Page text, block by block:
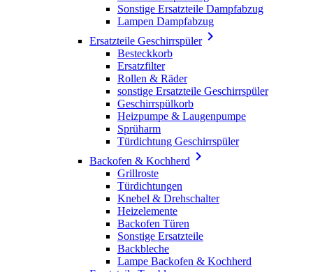
Sonstige Ersatzteile Dampfabzug
Lampen Dampfabzug
Ersatzteile Geschirrspüler
Besteckkorb
Ersatzfilter
Rollen & Räder
sonstige Ersatzteile Geschirrspüler
Geschirrspülkorb
Heizpumpe & Laugenpumpe
Sprüharm
Türdichtung Geschirrspüler
Backofen & Kochherd 
Grillroste
Türdichtungen
Knebel & Drehschalter
Heizelemente
Backofen Türen
Sonstige Ersatzteile
Backbleche
Lampe Backofen & Kochherd